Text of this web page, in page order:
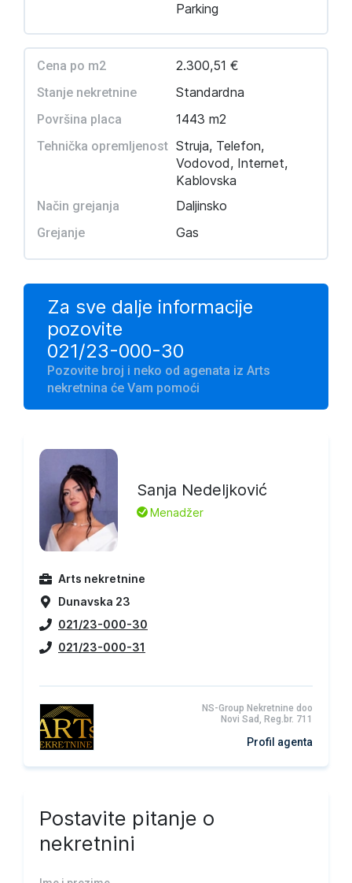
Parking
Cena po m2 2.300,51 €
Stanje nekretnine Standardna
Površina placa 1443 m2
Tehnička opremljenost Struja, Telefon,
Vodovod, Internet,
Kablovska
Način grejanja Daljinsko
Grejanje Gas
Za sve dalje informacije
pozovite
021/23-000-30
Pozovite broj i neko od agenata iz Arts
nekretnina će Vam pomoći
Sanja Nedeljković
L Menadžer
Arts nekretnine
Dunavska 23
021/23-000-30
021/23-000-31
NS-Group Nekretnine doo
Novi Sad, Reg.br. 711
Profil agenta
Postavite pitanje o
nekretnini